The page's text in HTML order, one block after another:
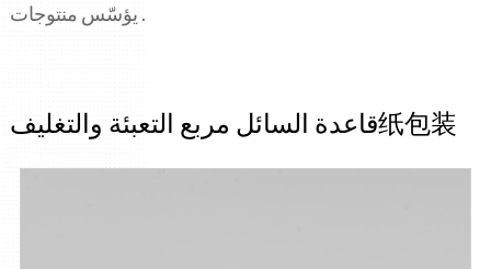
يؤسّس منتوجات .
قاعدة السائل مربع التعبئة والتغليف纸包装